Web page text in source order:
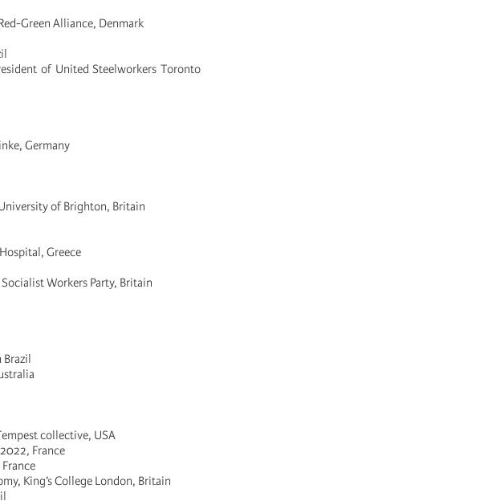
Green Alliance, Denmark
of United Steelworkers Toronto
Germany
of Brighton, Britain
Greece
Workers Party, Britain
collective, USA
France
King’s College London, Britain